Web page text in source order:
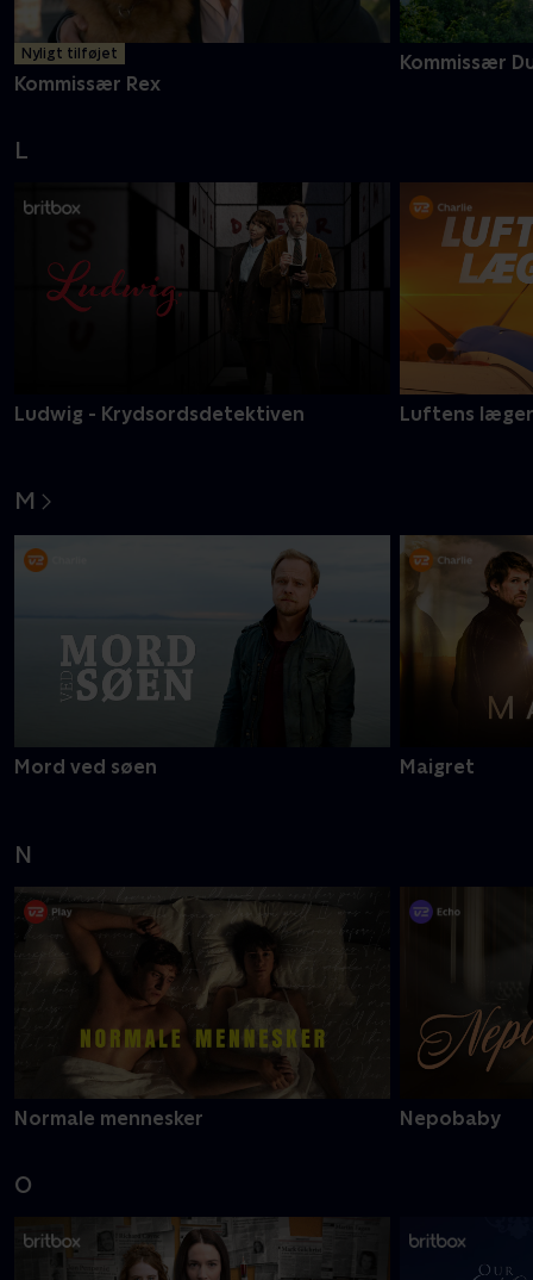
Nyligt tilføjet
Kommissær Rex
Kommissær
L
Ludwig - Krydsordsdetektiven Luftens læger
M
Mord ved søen Maigret
N
Normale mennesker Nepobaby
O